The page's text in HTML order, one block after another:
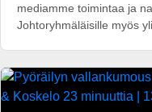
mediamme toimintaa ja
Johtoryhmäläisille myös